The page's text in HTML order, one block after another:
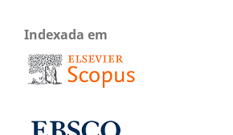
Indexada em